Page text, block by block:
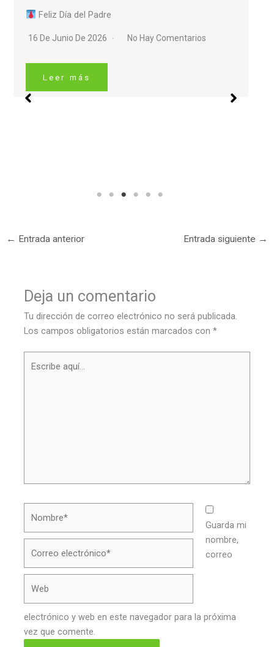
Feliz Día del Padre
16 De Junio De 2026 No Hay Comentarios
Leer más
← Entrada anterior Entrada siguiente →
Deja un comentario
Tu dirección de correo electrónico no será publicada.
Los campos obligatorios están marcados con*
aquí...
Guarda mi
nombre,
correo
electrónico y web en este navegador para la próxima
vez que comente.